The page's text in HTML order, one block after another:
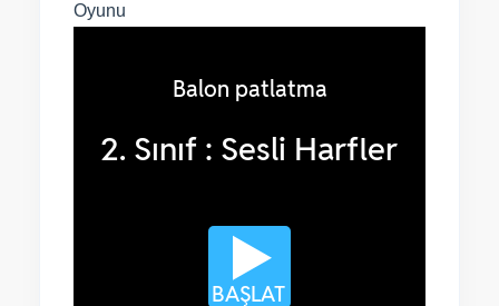
Oyunu